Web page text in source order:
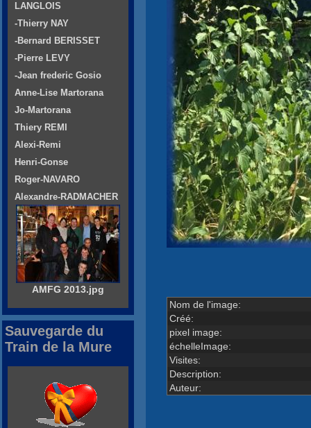
Nom de l'image:
Créé:
pixel image:
échelleImage:
Visites:
Description:
Auteur:
LANGLOIS
-Thierry NAY
-Bernard BERISSET
-Pierre LEVY
-Jean frederic Gosio
Anne-Lise Martorana
Jo-Martorana
Thiery REMI
Alexi-Remi
Henri-Gonse
Roger-NAVARO
Alexandre-RADMACHER
AMFG 2013.jpg
Sauvegarde du
Train de la Mure